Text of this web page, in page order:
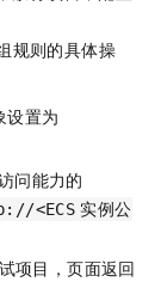
规则的具体操
设置为
问能力的
<ECS 实例公
项目，页面返回